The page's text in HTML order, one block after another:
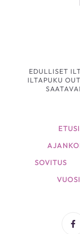
EDULLISET
ILTAPUKU
SOVITUS